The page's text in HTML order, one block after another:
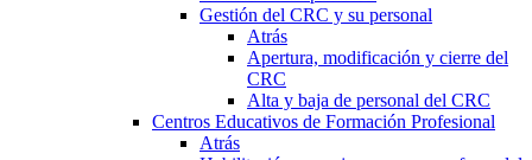
Gestión del CRC y su personal
Atrás
Apertura, modificación y cierre del
CRC
Alta y baja de personal del CRC
Centros Educativos de Formación Profesional
Atrás